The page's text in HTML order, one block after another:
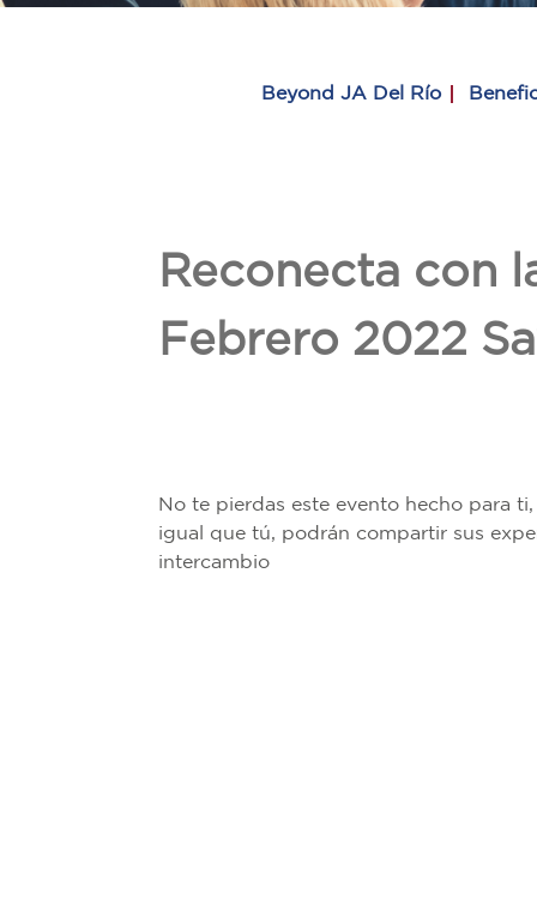
Beyond JA Del Río
Reconecta con
Febrero 2022
No te pierdas este evento hecho para
igual que tú, podrán compartir sus
intercambio